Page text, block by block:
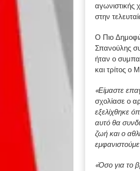
αγωνιστικής
στην
Ο Πιο
Σπανούλης
ήταν ο
και τρίτος ο
«Είμαστε
σχολίασε ο
εξελίχθηκε
αυτό θα
ζωή και ο
«Όσο για το